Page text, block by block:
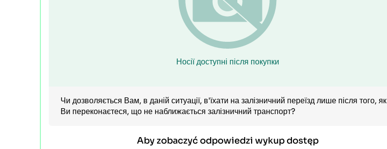
Носії доступні після покупки
Чи дозволяється Вам, в даній ситуації, в'їхати на залізничний переїзд лише після того, як
Ви переконаєтеся, що не наближається залізничний транспорт?
Aby zobaczyć odpowiedzi wykup dostęp